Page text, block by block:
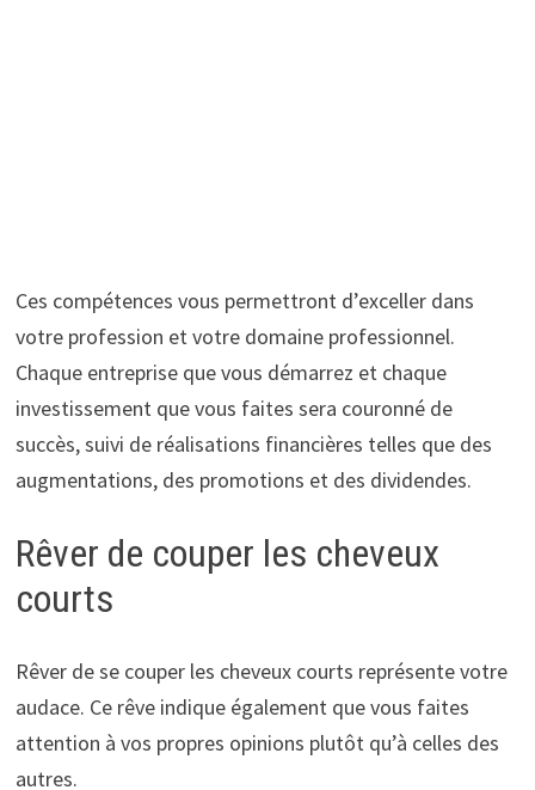
Ces compétences vous permettront d’exceller dans
votre profession et votre domaine professionnel.
Chaque entreprise que vous démarrez et chaque
investissement que vous faites sera couronné de
succès, suivi de réalisations financières telles que des
augmentations, des promotions et des dividendes.
Rêver de couper les cheveux
courts
Rêver de se couper les cheveux courts représente votre
audace. Ce rêve indique également que vous faites
attention à vos propres opinions plutôt qu’à celles des
autres.